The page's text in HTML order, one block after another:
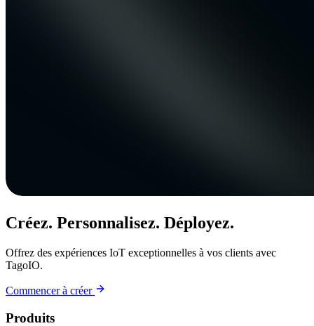
Créez. Personnalisez. Déployez.
Offrez des expériences IoT exceptionnelles à vos clients avec
TagoIO.
Commencer à créer
Produits